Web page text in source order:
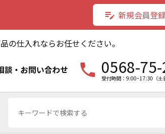
edit_note 新規会員登
の仕入れならお任せください。
談・お問い合わせ phone 0568-
受付時間：9:00~17:30（土